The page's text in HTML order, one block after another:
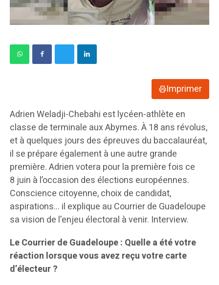
Imprimer
Adrien Weladji-Chebahi est lycéen-athlète en
classe de terminale aux Abymes. À 18 ans révolus,
et à quelques jours des épreuves du baccalauréat,
il se prépare également à une autre grande
première. Adrien votera pour la première fois ce
8 juin à l’occasion des élections européennes.
Conscience citoyenne, choix de candidat,
aspirations… il explique au Courrier de Guadeloupe
sa vision de l’enjeu électoral à venir. Interview.
Le Courrier de Guadeloupe : Quelle a été votre
réaction lorsque vous avez reçu votre carte
d’électeur ?